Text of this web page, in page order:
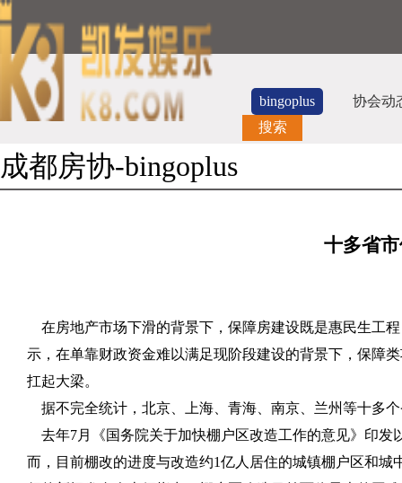
bingoplus
协会动
搜索
成都房协-bingoplus
十多省
在房地产市场下滑的背景下，保障房建设既是惠民生工
示，在单靠财政资金难以满足现阶段建设的背景下，保障
扛起大梁。
据不完全统计，北京、上海、青海、南京、兰州等十多
去年7月《国务院关于加快棚户区改造工作的意见》印发
而，目前棚改的进度与改造约1亿人居住的城镇棚户区和城